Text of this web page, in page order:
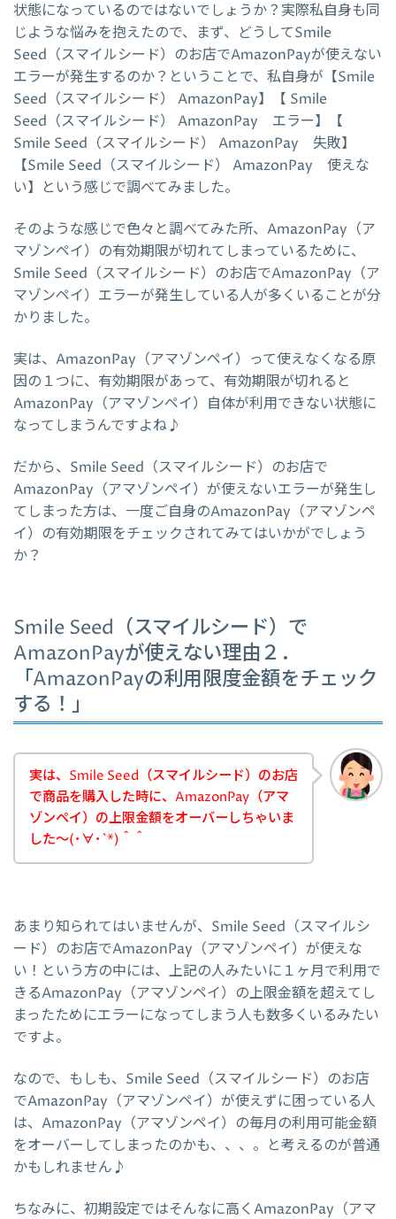
状態になっているのではないでしょうか？実際私自身も同
じような悩みを抱えたので、まず、どうしてSmile
Seed（スマイルシード）のお店でAmazonPayが使えない
エラーが発生するのか？ということで、私自身が【Smile
Seed（スマイルシード） AmazonPay】【 Smile
Seed（スマイルシード） AmazonPay エラー】【
Smile Seed（スマイルシード） AmazonPay 失敗】
【Smile Seed（スマイルシード） AmazonPay 使えな
い】という感じで調べてみました。
そのような感じで色々と調べてみた所、AmazonPay（ア
マゾンペイ）の有効期限が切れてしまっているために、
Smile Seed（スマイルシード）のお店でAmazonPay（ア
マゾンペイ）エラーが発生している人が多くいることが分
かりました。
実は、AmazonPay（アマゾンペイ）って使えなくなる原
因の１つに、有効期限があって、有効期限が切れると
AmazonPay（アマゾンペイ）自体が利用できない状態に
なってしまうんですよね♪
だから、Smile Seed（スマイルシード）のお店で
AmazonPay（アマゾンペイ）が使えないエラーが発生し
てしまった方は、一度ご自身のAmazonPay（アマゾンペ
イ）の有効期限をチェックされてみてはいかがでしょう
か？
Smile Seed（スマイルシード）で
AmazonPayが使えない理由２．
「AmazonPayの利用限度金額をチェック
する！」
実は、Smile Seed（スマイルシード）のお店
で商品を購入した時に、AmazonPay（アマ
ゾンペイ）の上限金額をオーバーしちゃいま
した～(･∀･`*)＾＾
あまり知られてはいませんが、Smile Seed（スマイルシ
ード）のお店でAmazonPay（アマゾンペイ）が使えな
い！という方の中には、上記の人みたいに１ヶ月で利用で
きるAmazonPay（アマゾンペイ）の上限金額を超えてし
まったためにエラーになってしまう人も数多くいるみたい
ですよ。
なので、もしも、Smile Seed（スマイルシード）のお店
でAmazonPay（アマゾンペイ）が使えずに困っている人
は、AmazonPay（アマゾンペイ）の毎月の利用可能金額
をオーバーしてしまったのかも、、、。と考えるのが普通
かもしれません♪
ちなみに、初期設定ではそんなに高くAmazonPay（アマ